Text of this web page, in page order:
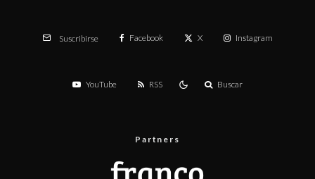
Suscribirse Facebook X Instagram
YouTube RSS Buscar
Partners